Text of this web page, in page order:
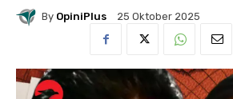
By OpiniPlus 25 Oktober 2025